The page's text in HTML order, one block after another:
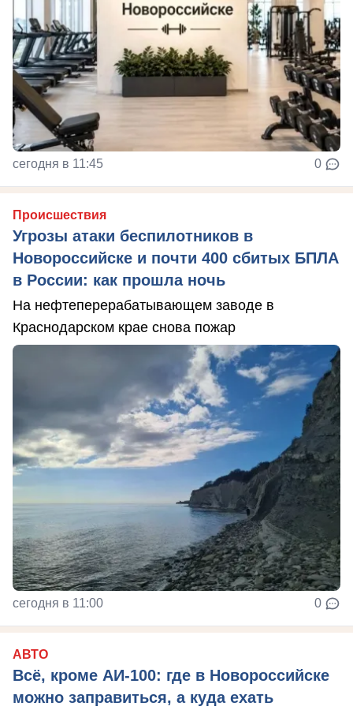
сегодня в 11:45 0
Происшествия
Угрозы атаки беспилотников в
Новороссийске и почти 400 сбитых БПЛА
в России: как прошла ночь
На нефтеперерабатывающем заводе в
Краснодарском крае снова пожар
сегодня в 11:00 0
АВТО
Всё, кроме АИ-100: где в Новороссийске
можно заправиться, а куда ехать